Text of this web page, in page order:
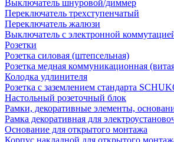
Выключатель шнуровой/диммер
Переключатель трехступенчатый
Переключатель жалюзи
Выключатель с электронной
Розетки
Розетка силовая (штепсельная)
Розетка медная коммуникационная
Колодка удлинителя
Розетка с заземлением стандарта
Настольный розеточный блок
Рамки, декоративные элементы,
Рамка декоративная для
Основание для открытого монтажа
Корпус накладной для открытого